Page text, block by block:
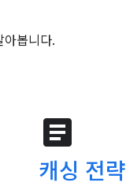
봅니다.
article
캐싱 전략